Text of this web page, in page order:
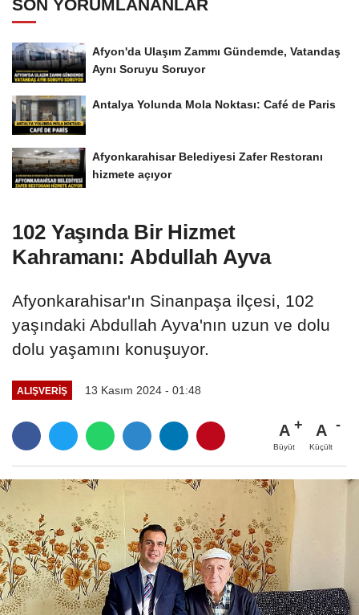
SON YORUMLANANLAR
Afyon'da Ulaşım Zammı Gündemde, Vatandaş
Aynı Soruyu Soruyor
Antalya Yolunda Mola Noktası: Café de Paris
Afyonkarahisar Belediyesi Zafer Restoranı
hizmete açıyor
102 Yaşında Bir Hizmet
Kahramanı: Abdullah Ayva
Afyonkarahisar'ın Sinanpaşa ilçesi, 102
yaşındaki Abdullah Ayva'nın uzun ve dolu
dolu yaşamını konuşuyor.
ALIŞVERIŞ 13 Kasım 2024 - 01:48
A
Büyüt
A
Küçült